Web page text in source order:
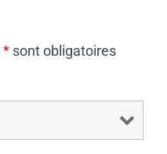
* sont obligatoires